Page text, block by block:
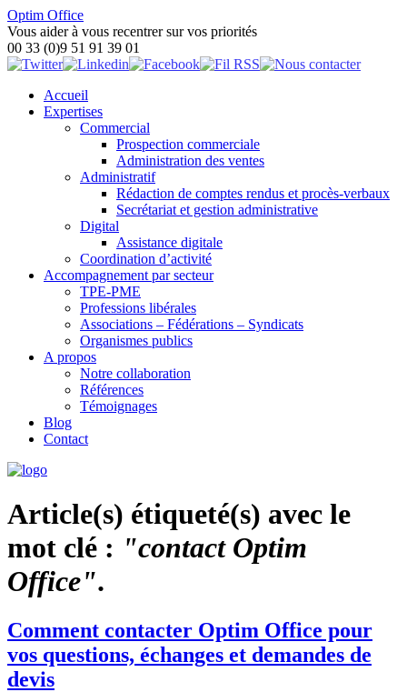
Optim Office
Vous aider à vous recentrer sur vos priorités
00 33 (0)9 51 91 39 01
Accueil
Expertises
Commercial
Prospection commerciale
Administration des ventes
Administratif
Rédaction de comptes rendus et procès-verbaux
Secrétariat et gestion administrative
Digital
Assistance digitale
Coordination d’activité
Accompagnement par secteur
TPE-PME
Professions libérales
Associations – Fédérations – Syndicats
Organismes publics
A propos
Notre collaboration
Références
Témoignages
Blog
Contact
Article(s) étiqueté(s) avec le
mot clé : "contact Optim
Office".
Comment contacter Optim Office pour
vos questions, échanges et demandes de
devis